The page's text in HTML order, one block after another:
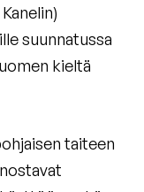
suunnatussa
kieltä
taiteen